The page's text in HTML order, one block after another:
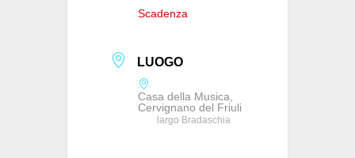
Scadenza
LUOGO
Casa della Musica,
Cervignano del Friuli
largo Bradaschia